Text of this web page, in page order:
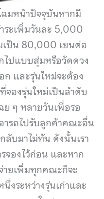
ฉมหน้าปัจจุบันหากมี
ระเพิ่มวันละ 5,000
ป็น 80,000 เยนต่อ
ไปแบบสุ่มหรือวัดดวง
และรุ่นใหม่จะต้อง
จองรุ่นใหม่เป็นลำดับ
ย ๆ หลายวันเพื่อรอ
ารถไปรับลูกค้าคณะอื่น
ลับมาไม่ทัน ดังนั้นเรา
จองไว้ก่อน และหาก
ายเพิ่มทุกคณะก็จะ
งระหว่างรุ่นเก่าและ